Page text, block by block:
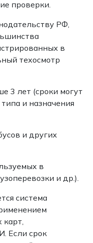
проверки.
РФ,
в
техосмотр
3 лет (сроки могут
и назначения
и других
в
и др.).
система
Если срок